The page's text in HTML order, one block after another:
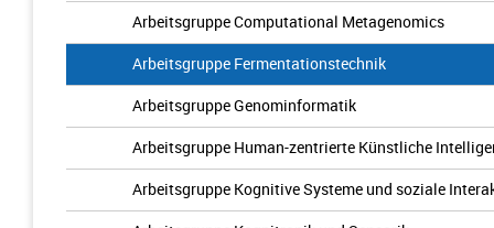
Arbeitsgruppe Computational Metagenomics
Arbeitsgruppe Fermentationstechnik
Arbeitsgruppe Genominformatik
Arbeitsgruppe Human-zentrierte Künstliche
Arbeitsgruppe Kognitive Systeme und soziale